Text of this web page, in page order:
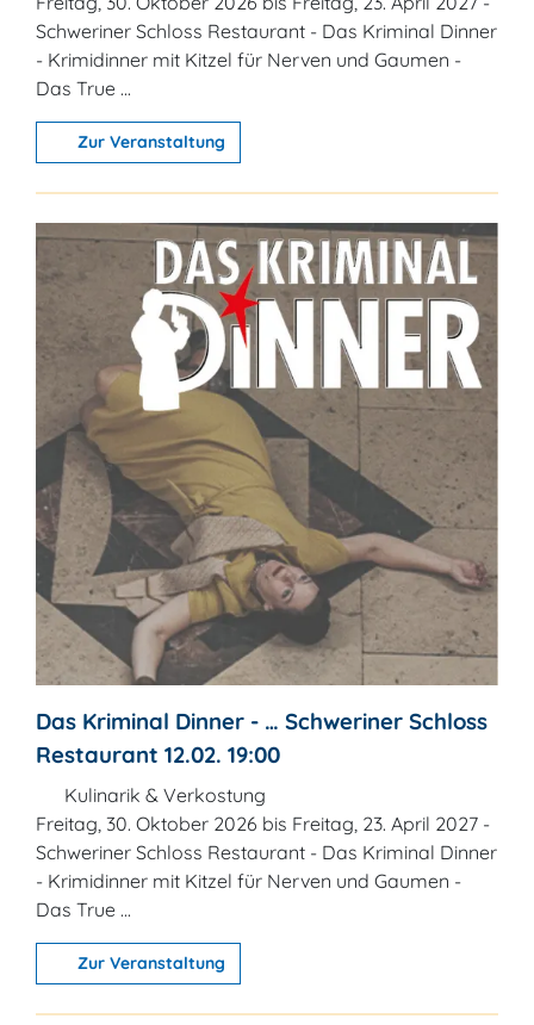
Schweriner Schloss Restaurant - Das Kriminal Dinner
- Krimidinner mit Kitzel für Nerven und Gaumen -
Das True ...
Zur Veranstaltung
Das Kriminal Dinner - … Schweriner Schloss
Restaurant 12.02. 19:00
Kulinarik & Verkostung
Freitag, 30. Oktober 2026 bis Freitag, 23. April 2027 -
Schweriner Schloss Restaurant - Das Kriminal Dinner
- Krimidinner mit Kitzel für Nerven und Gaumen -
Das True ...
Zur Veranstaltung